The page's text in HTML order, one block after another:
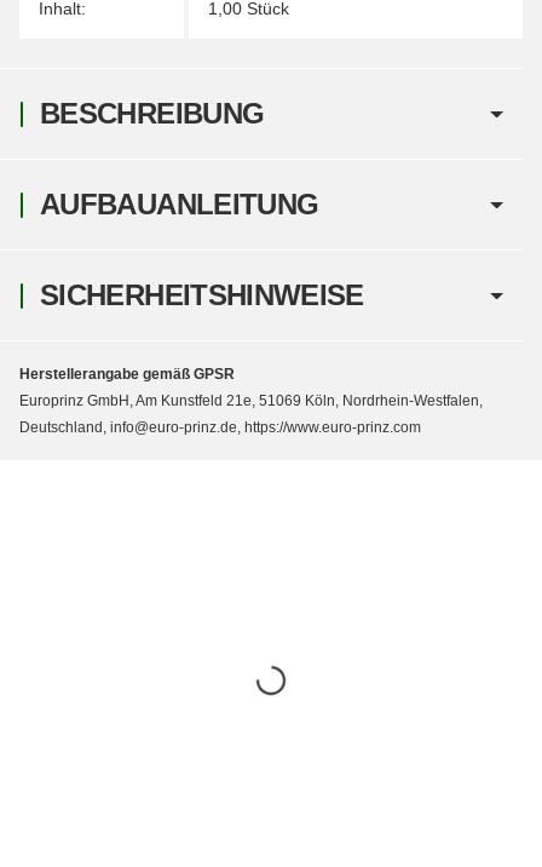
Inhalt: 1,00 Stück
BESCHREIBUNG
AUFBAUANLEITUNG
SICHERHEITSHINWEISE
Herstellerangabe gemäß GPSR
Europrinz GmbH, Am Kunstfeld 21e, 51069 Köln, Nordrhein-Westfalen,
Deutschland, info@euro-prinz.de, https://www.euro-prinz.com